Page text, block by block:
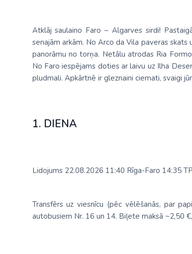
Atklāj saulaino Faro – Algarves sirdi!
senajām arkām. No Arco da Vila paveras
panorāmu no torņa. Netālu atrodas Ria
No Faro iespējams doties ar laivu uz Ilha
pludmali. Apkārtnē ir gleznaini ciemati, svaigi
1. DIENA
Lidojums 22.08.2026 11:40 Rīga-Faro 14:35
Transfērs uz viesnīcu (pēc vēlēšanās, par
autobusiem Nr. 16 un 14. Biļete maksā ~2,50